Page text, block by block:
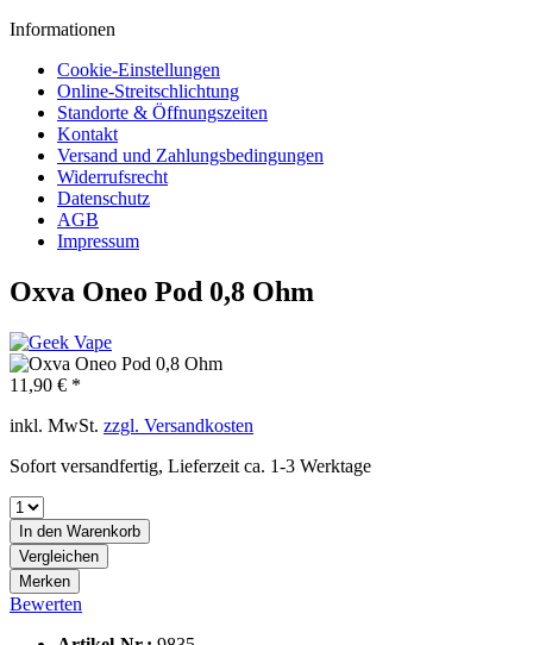
Informationen
Cookie-Einstellungen
Online-Streitschlichtung
Standorte & Öffnungszeiten
Kontakt
Versand und Zahlungsbedingungen
Widerrufsrecht
Datenschutz
AGB
Impressum
Oxva Oneo Pod 0,8 Ohm
11,90 € *
inkl. MwSt. zzgl. Versandkosten
Sofort versandfertig, Lieferzeit ca. 1-3 Werktage
In den Warenkorb
Vergleichen
Merken
Bewerten